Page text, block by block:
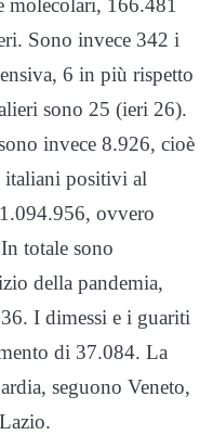
molecolari, 166.481
Sono invece 342 i
6 in più rispetto
sono 25 (ieri 26).
invece 8.926, cioè
italiani positivi al
ovvero
totale sono
della pandemia,
I dimessi e i guariti
di 37.084. La
seguono Veneto,